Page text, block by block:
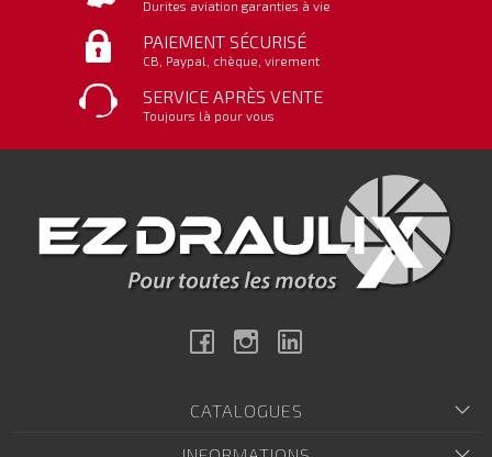
Durites aviation garanties à vie
PAIEMENT SÉCURISÉ
CB, Paypal, chèque, virement
SERVICE APRÈS VENTE
Toujours là pour vous
FacebookInstagram
CATALOGUES